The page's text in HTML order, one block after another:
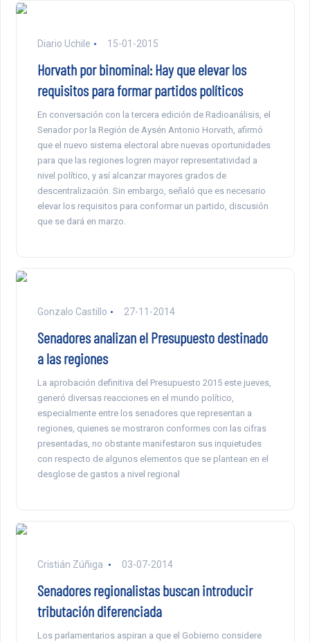
Diario Uchile 15-01-2015
Horvath por binominal: Hay que elevar los
requisitos para formar partidos políticos
En conversación con la tercera edición de Radioanálisis, el
Senador por la Región de Aysén Antonio Horvath, afirmó
que el nuevo sistema electoral abre nuevas oportunidades
para que las regiones logren mayor representatividad a
nivel político, y así alcanzar mayores grados de
descentralización. Sin embargo, señaló que es necesario
elevar los requisitos para conformar un partido, discusión
que se dará en marzo.
Gonzalo Castillo 27-11-2014
Senadores analizan el Presupuesto destinado
a las regiones
La aprobación definitiva del Presupuesto 2015 este jueves,
generó diversas reacciones en el mundo político,
especialmente entre los senadores que representan a
regiones, quienes se mostraron conformes con las cifras
presentadas, no obstante manifestaron sus inquietudes
con respecto de algunos elementos que se plantean en el
desglose de gastos a nivel regional
Cristián Zúñiga 03-07-2014
Senadores regionalistas buscan introducir
tributación diferenciada
Los parlamentarios aspiran a que el Gobierno considere